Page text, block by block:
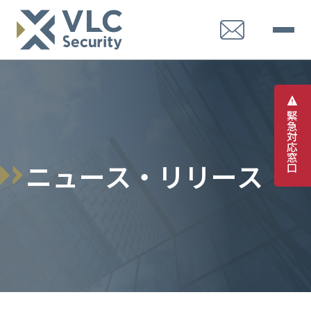
緊
急
対
応
窓
口
ニュース ・ リ リ ース